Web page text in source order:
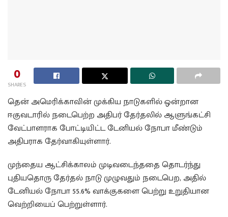
0
SHARES
தென் அமெரிக்காவின் முக்கிய நாடுகளில் ஒன்றான
ஈகுவடாரில் நடைபெற்ற அதிபர் தேர்தலில் ஆளுங்கட்சி
வேட்பாளராக போட்டியிட்ட டேனியல் நோபா மீண்டும்
அதிபராக தேர்வாகியுள்ளார்.
முந்தைய ஆட்சிக்காலம் முடிவடைந்ததை தொடர்ந்து
புதியதொரு தேர்தல் நாடு முழுவதும் நடைபெற, அதில்
டேனியல் நோபா 55.6% வாக்குகளை பெற்று உறுதியான
வெற்றியைப் பெற்றுள்ளார்.